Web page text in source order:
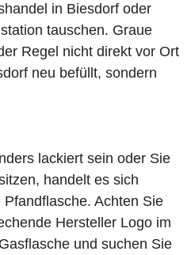
in Biesdorf oder
tauschen. Graue
Regel nicht direkt vor Ort
neu befüllt, sondern
lackiert sein oder Sie
handelt es sich
Achten Sie
Hersteller Logo im
und suchen Sie